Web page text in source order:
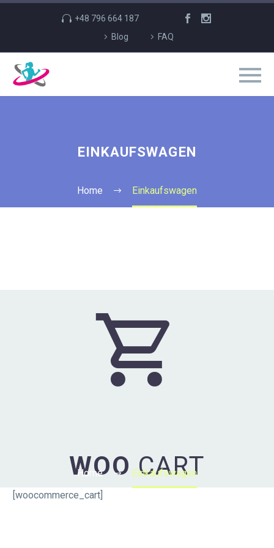
+48 796 664 187
Blog
FAQ
EINKAUFSWAGEN
Home Einkaufswagen

WOOCART
Home
Einkaufswagen
[woocommerce_cart]